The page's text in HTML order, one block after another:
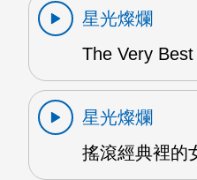
星光燦爛
The Very
星光燦爛
搖滾經典裡的